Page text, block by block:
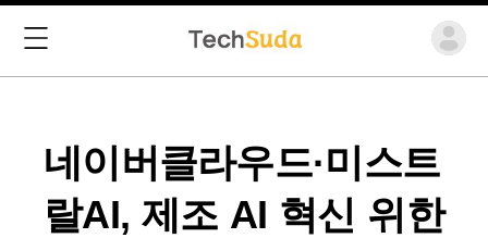
네이버클라우드·미스트
랄AI, 제조 AI 혁신 위한